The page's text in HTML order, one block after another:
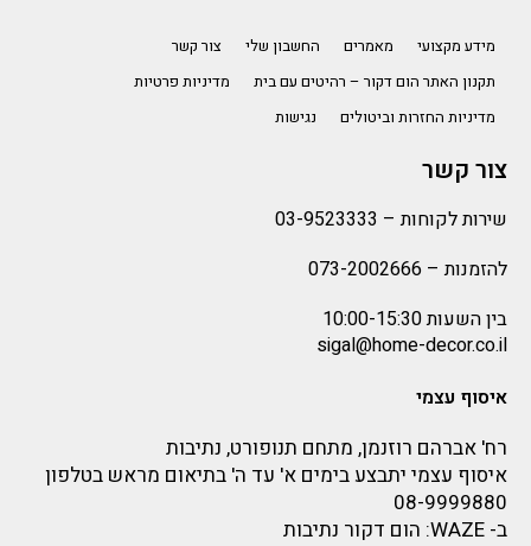
מידע מקצועי מאמרים החשבון שלי
צור קשר
תקנון האתר הום דקור – רהיטים עם בית
מדיניות פרטיות
מדיניות החזרות וביטולים
נגישות
צור קשר
שירות לקוחות – 03-9523333
להזמנות – 073-2002666
בין השעות 10:00-15:30
sigal@home-decor.co.il
איסוף עצמי
רח' אברהם רוזנמן, מתחם תנופורט, נתיבות
איסוף עצמי יתבצע בימים א' עד ה' בתיאום מראש בטלפון
08-9999880
ב- WAZE: הום דקור נתיבות